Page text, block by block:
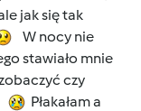
jak się tak
W nocy nie
stawiało mnie
czy
Płakałam a